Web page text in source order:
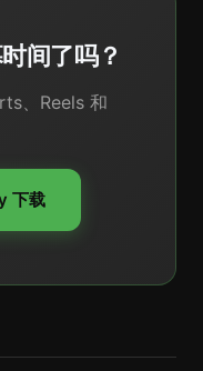
间了吗？
、Reels 和
下载